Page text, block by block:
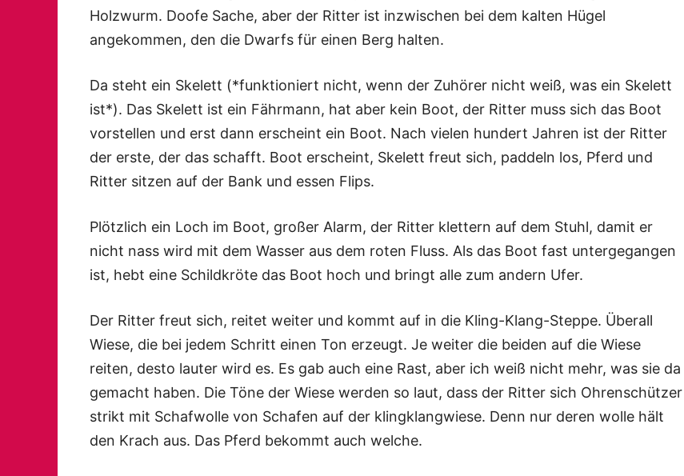
Holzwurm. Doofe Sache, aber der Ritter ist inzwischen bei dem kalten Hügel
angekommen, den die Dwarfs für einen Berg halten.
Da steht ein Skelett (*funktioniert nicht, wenn der Zuhörer nicht weiß, was ein Skelett
ist*). Das Skelett ist ein Fährmann, hat aber kein Boot, der Ritter muss sich das Boot
vorstellen und erst dann erscheint ein Boot. Nach vielen hundert Jahren ist der Ritter
der erste, der das schafft. Boot erscheint, Skelett freut sich, paddeln los, Pferd und
Ritter sitzen auf der Bank und essen Flips.
Plötzlich ein Loch im Boot, großer Alarm, der Ritter klettern auf dem Stuhl, damit er
nicht nass wird mit dem Wasser aus dem roten Fluss. Als das Boot fast untergegangen
ist, hebt eine Schildkröte das Boot hoch und bringt alle zum andern Ufer.
Der Ritter freut sich, reitet weiter und kommt auf in die Kling-Klang-Steppe. Überall
Wiese, die bei jedem Schritt einen Ton erzeugt. Je weiter die beiden auf die Wiese
reiten, desto lauter wird es. Es gab auch eine Rast, aber ich weiß nicht mehr, was sie da
gemacht haben. Die Töne der Wiese werden so laut, dass der Ritter sich Ohrenschützer
strikt mit Schafwolle von Schafen auf der klingklangwiese. Denn nur deren wolle hält
den Krach aus. Das Pferd bekommt auch welche.